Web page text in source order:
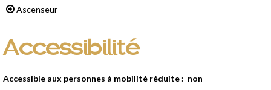
Ascenseur
Accessibilité
Accessible aux personnes à mobilité réduite : non